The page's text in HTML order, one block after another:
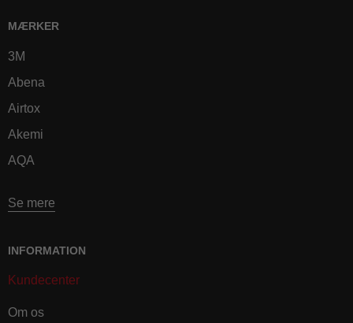
MÆRKER
3M
Abena
Airtox
Akemi
AQA
Se mere
INFORMATION
Kundecenter
Om os